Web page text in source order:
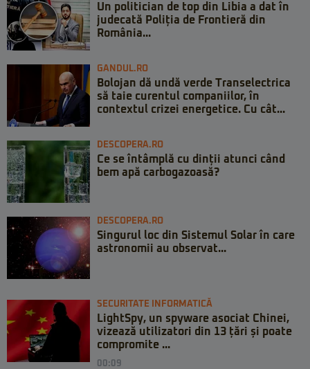
Un politician de top din Libia a dat în
judecată Poliția de Frontieră din
România...
GANDUL.RO
Bolojan dă undă verde Transelectrica
să taie curentul companiilor, în
contextul crizei energetice. Cu cât...
DESCOPERA.RO
Ce se întâmplă cu dinții atunci când
bem apă carbogazoasă?
DESCOPERA.RO
Singurul loc din Sistemul Solar în care
astronomii au observat...
SECURITATE INFORMATICĂ
LightSpy, un spyware asociat Chinei,
vizează utilizatori din 13 țări și poate
compromite ...
00:09